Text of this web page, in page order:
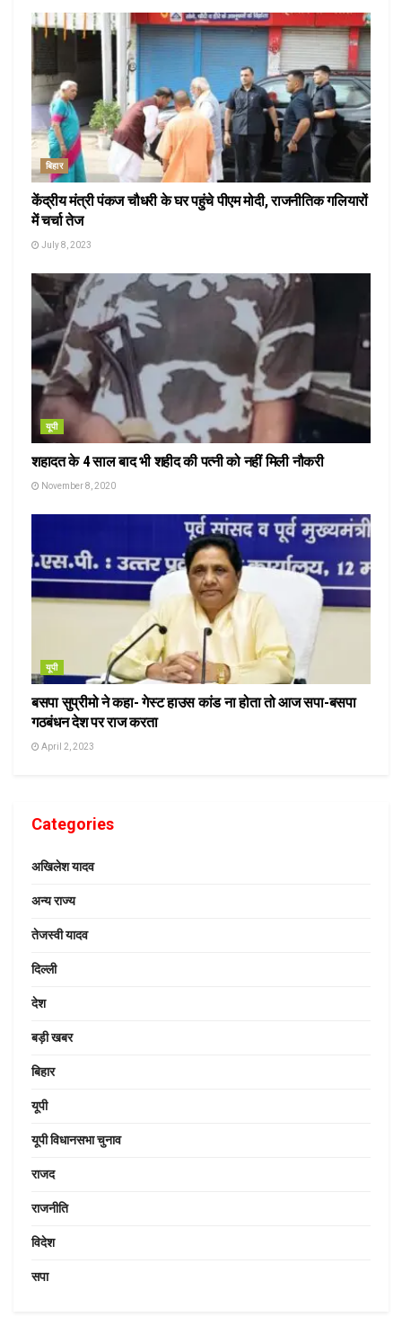
बिहार
केंद्रीय मंत्री पंकज चौधरी के घर पहुंचे पीएम मोदी, राजनीतिक गलियारों
में चर्चा तेज
July 8, 2023
यूपी
शहादत के 4 साल बाद भी शहीद की पत्नी को नहीं मिली नौकरी
November 8, 2020
यूपी
बसपा सुप्रीमो ने कहा- गेस्ट हाउस कांड ना होता तो आज सपा-बसपा
गठबंधन देश पर राज करता
April 2, 2023
Categories
अखिलेश यादव
अन्य राज्य
तेजस्वी यादव
दिल्ली
देश
बड़ी खबर
बिहार
यूपी
यूपी विधानसभा चुनाव
राजद
राजनीति
विदेश
सपा